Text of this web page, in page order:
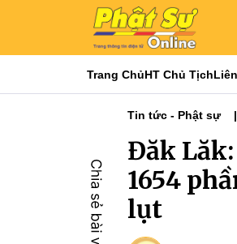
Trang ChủHT Chủ Tịch
Tin tức - Phật sự
Đăk
1654
lụt